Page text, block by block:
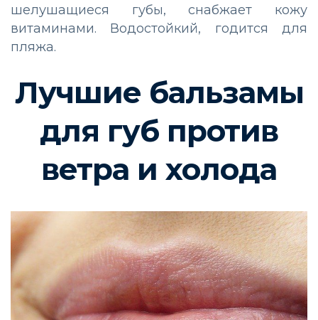
шелушащиеся губы, снабжает кожу
витаминами. Водостойкий, годится для
пляжа.
Лучшие бальзамы
для губ против
ветра и холода